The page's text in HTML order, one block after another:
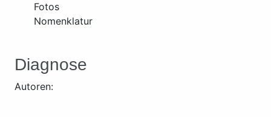
Fotos
Nomenklatur
Diagnose
Autoren: